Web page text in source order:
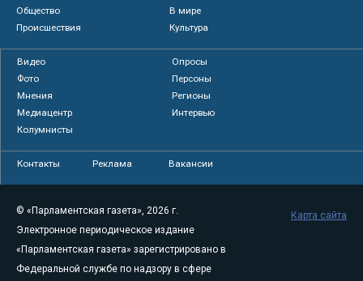
Общество
В мире
Происшествия
Культура
Видео
Опросы
Фото
Персоны
Мнения
Регионы
Медиацентр
Интервью
Колумнисты
Контакты Реклама Вакансии
© «Парламентская газета», 2026 г.
Электронное периодическое издание
«Парламентская газета» зарегистрировано в
Федеральной службе по надзору в сфере
Карта сайта